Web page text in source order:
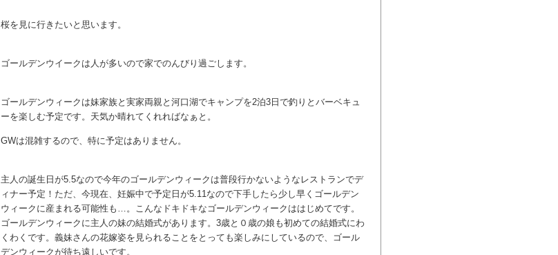
桜を見に行きたいと思います。
ゴールデンウイークは人が多いので家でのんびり過ごします。
ゴールデンウィークは妹家族と実家両親と河口湖でキャンプを2泊3日で釣りとバーベキュ
ーを楽しむ予定です。天気か晴れてくれればなぁと。
GWは混雑するので、特に予定はありません。
主人の誕生日が5.5なので今年のゴールデンウィークは普段行かないようなレストランでデ
ィナー予定！ただ、今現在、妊娠中で予定日が5.11なので下手したら少し早くゴールデン
ウィークに産まれる可能性も…。こんなドキドキなゴールデンウィークははじめてです。
ゴールデンウィークに主人の妹の結婚式があります。3歳と０歳の娘も初めての結婚式にわ
くわくです。義妹さんの花嫁姿を見られることをとっても楽しみにしているので、ゴール
デンウィークが待ち遠しいです。